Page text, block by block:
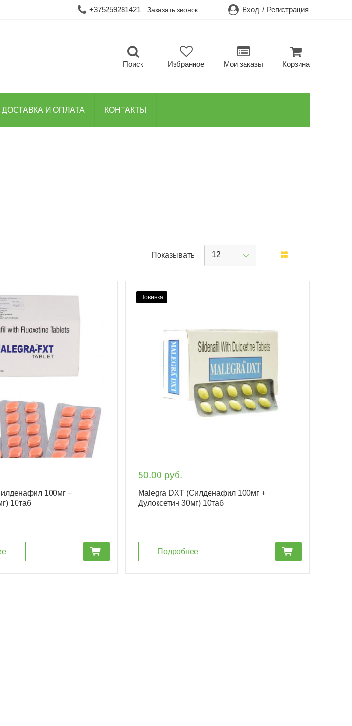
+375259281421 Заказать звонок Вход / Регистрация
Поиск Избранное Мои заказы Корзина
ДОСТАВКА И ОПЛАТА КОНТАКТЫ
Показывать 12
100мг +
10таб
cart_fill
Новинка
50.00 руб.
Malegra DXT (Силденафил 100мг +
Дулоксетин 30мг) 10таб
Подробнее cart_fill